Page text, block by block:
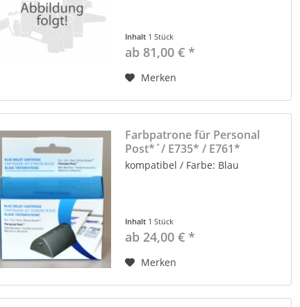
Inhalt 1 Stück
ab 81,00 € *
Merken
Farbpatrone für Personal
Post*´/ E735* / E761*
kompatibel / Farbe: Blau
Inhalt 1 Stück
ab 24,00 € *
Merken